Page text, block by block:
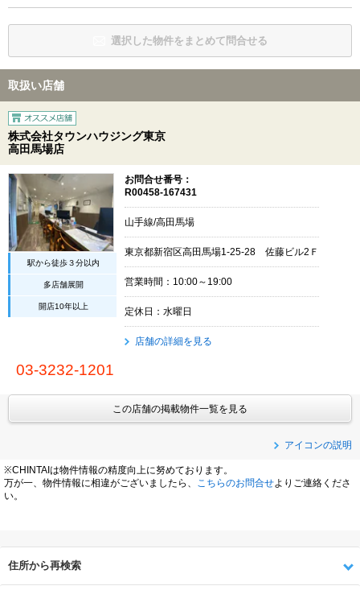
選択した物件をまとめて問合せる
取扱い店舗
株式会社タウンハウジング東京
高田馬場店
駅から徒歩３分以内
多店舗展開
開店10年以上
お問合せ番号：
R00458-167431
山手線/高田馬場
東京都新宿区高田馬場1-25-28 佐藤ビル2Ｆ
営業時間：10:00～19:00
定休日：水曜日
店舗の詳細を見る
03-3232-1201
この店舗の掲載物件一覧を見る
アイコンの説明
※CHINTAIは物件情報の精度向上に努めております。
万が一、物件情報に相違がございましたら、
こちらのお問合せよりご連絡くださ
い。
住所から再検索